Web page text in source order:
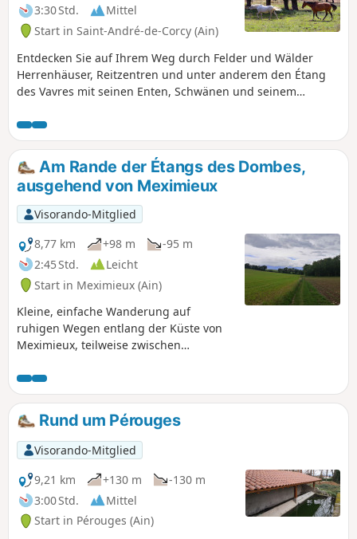
3:30 Std.
Mittel
Start in Saint-André-de-Corcy (Ain)
Entdecken Sie auf Ihrem Weg durch Felder und Wälder
Herrenhäuser, Reitzentren und unter anderem den Étang
des Vavres mit seinen Enten, Schwänen und seinem
landwirtschaftlich genutzt.
Am Rande der Étangs des Dombes,
ausgehend von Meximieux
Visorando-Mitglied
8,77 km
+98 m
-95 m
2:45 Std.
Leicht
Start in Meximieux (Ain)
Kleine, einfache Wanderung auf
ruhigen Wegen entlang der Küste von
Meximieux, teilweise zwischen
Laubhecken. Auf diese Weise kann man
auch einige Teiche der Dombes
erreichen und viele Vögel beobachten.
Auf Höhe der Jungfrau von Saint-Sulpice
eröffnet sich uns ein wunderschönes
Panorama auf die Ebene des Ain, den
Bugey und die Rhône und je nach
Wetter sogar auf die Alpen.
Rund um Pérouges
Visorando-Mitglied
9,21 km
+130 m
-130 m
3:00 Std.
Mittel
Start in Pérouges (Ain)